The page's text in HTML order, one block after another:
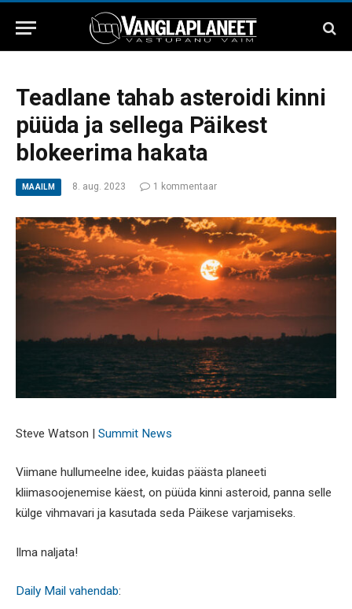
Teadlane tahab asteroidi kinni
püüda ja sellega Päikest
blokeerima hakata
MAAILM 8. aug. 2023 1 kommentaar
Steve Watson | Summit News
Viimane hullumeelne idee, kuidas päästa planeeti
kliimasoojenemise käest, on püüda kinni asteroid, panna selle
külge vihmavari ja kasutada seda Päikese varjamiseks.
Ilma naljata!
Daily Mail vahendab: